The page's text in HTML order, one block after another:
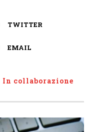
TWITTER
EMAIL
In collaborazione